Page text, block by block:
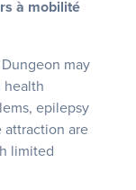
à mobilité
may
epilepsy
attraction are
limited